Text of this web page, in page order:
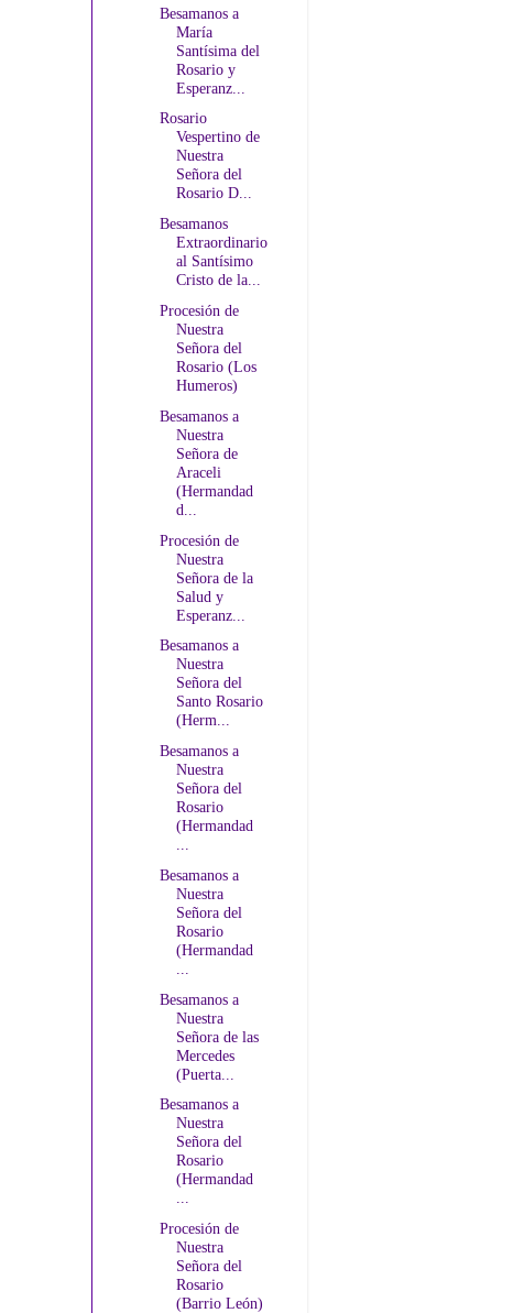
Besamanos a
María
Santísima del
Rosario y
Esperanz...
Rosario
Vespertino de
Nuestra
Señora del
Rosario D...
Besamanos
Extraordinario
al Santísimo
Cristo de la...
Procesión de
Nuestra
Señora del
Rosario (Los
Humeros)
Besamanos a
Nuestra
Señora de
Araceli
(Hermandad
d...
Procesión de
Nuestra
Señora de la
Salud y
Esperanz...
Besamanos a
Nuestra
Señora del
Santo Rosario
(Herm...
Besamanos a
Nuestra
Señora del
Rosario
(Hermandad
Besamanos a
Nuestra
Señora del
Rosario
(Hermandad
Besamanos a
Nuestra
Señora de las
Mercedes
(Puerta...
Besamanos a
Nuestra
Señora del
Rosario
(Hermandad
...
Procesión de
Nuestra
Señora del
Rosario
(Barrio León)